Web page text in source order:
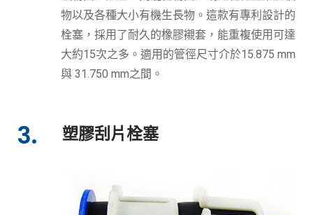
物以及各種大小有機生長物。這款有專利設計的
栓塞，採用了耐久的橡膠襯套，能重複使用可達
大約15次之多。適用的管徑尺寸介於15.875 mm
與 31.750 mm之間。
3. 塑膠刮片栓塞